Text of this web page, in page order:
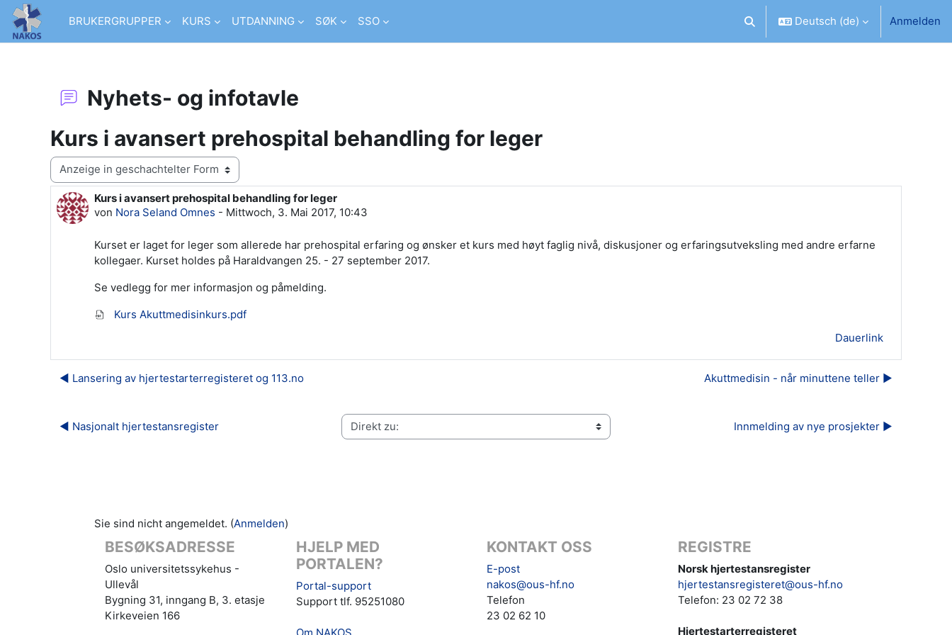
Zum Hauptinhalt
BRUKERGRUPPER
KURS UTDANNING SØK SSO Sucheingabe umschalten
Deutsch ‎(de)‎ Anmelden
Nyhets- og infotavle
Kurs i avansert prehospital behandling for leger
Anzeigemodus
Kurs i avansert prehospital behandling for leger
von Nora Seland Omnes - Mittwoch, 3. Mai 2017, 10:43
Anzahl Antworten: 0
Kurset er laget for leger som allerede har prehospital erfaring og ønsker et kurs med høyt faglig nivå, diskusjoner og erfaringsutveksling med andre erfarne
kollegaer. Kurset holdes på Haraldvangen 25. - 27 september 2017.
Se vedlegg for mer informasjon og påmelding.
Kurs Akuttmedisinkurs.pdf
Dauerlink
◀︎ Lansering av hjertestarterregisteret og 113.no Akuttmedisin - når minuttene teller ▶︎
◀︎ Nasjonalt hjertestansregister Direkt zu: Innmelding av nye prosjekter ▶︎
Sie sind nicht angemeldet. (Anmelden)
BESØKSADRESSE
Oslo universitetssykehus -
Ullevål
Bygning 31, inngang B, 3. etasje
Kirkeveien 166
HJELP MED
PORTALEN?
Portal-support
Support tlf. 95251080
KONTAKT OSS
E-post
nakos@ous-hf.no
Telefon
23 02 62 10
REGISTRE
Norsk hjertestansregister
hjertestansregisteret@ous-hf.no
Telefon: 23 02 72 38
Hjertestarterregisteret